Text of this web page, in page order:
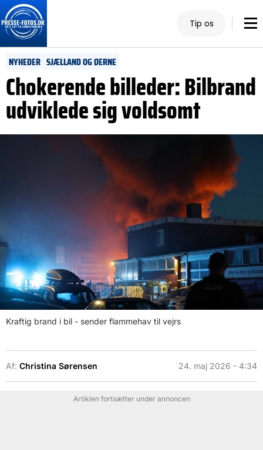
Tip os
NYHEDER SJÆLLAND OG ØERNE
Chokerende billeder: Bilbrand
udviklede sig voldsomt
Kraftig brand i bil - sender flammehav til vejrs
Af: Christina Sørensen 24. maj 2026 - 4:34
Artiklen fortsætter under annoncen